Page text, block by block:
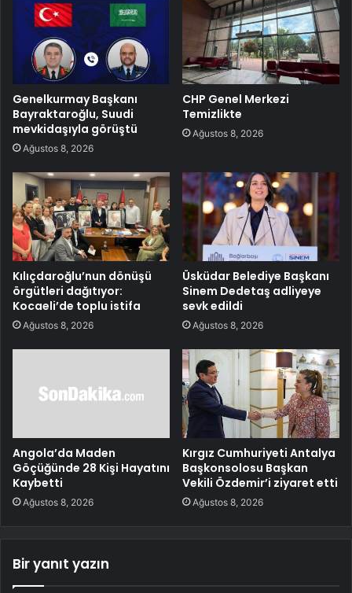
Genelkurmay Başkanı
Bayraktaroğlu, Suudi
mevkidaşıyla görüştü
Ağustos 8, 2026
CHP Genel Merkezi
Temizlikte
Ağustos 8, 2026
Kılıçdaroğlu’nun dönüşü
örgütleri dağıtıyor:
Kocaeli’de toplu istifa
Ağustos 8, 2026
Üsküdar Belediye Başkanı
Sinem Dedetaş adliyeye
sevk edildi
Ağustos 8, 2026
Angola’da Maden
Göçüğünde 28 Kişi Hayatını
Kaybetti
Ağustos 8, 2026
Kırgız Cumhuriyeti Antalya
Başkonsolosu Başkan
Vekili Özdemir’i ziyaret etti
Ağustos 8, 2026
Bir yanıt yazın